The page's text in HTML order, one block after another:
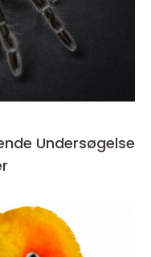
Undersøgelse